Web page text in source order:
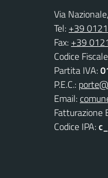
Via
Tel: +39
Fax: +39
Codice
Partita IVA:
P.E.C.:
Email:
Fatturazione
Codice IPA: